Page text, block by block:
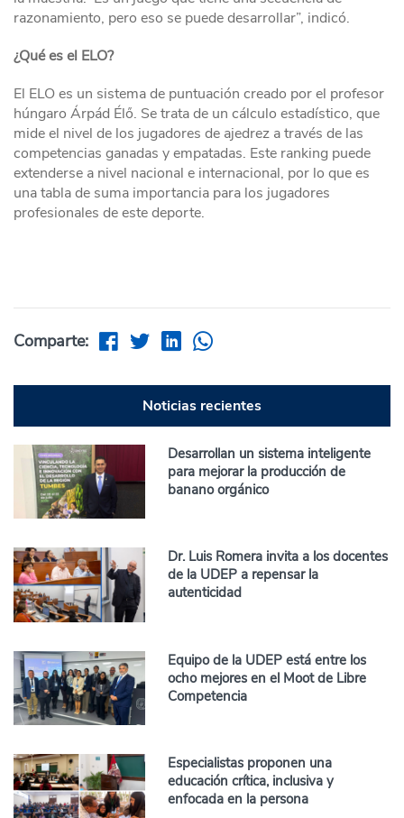
razonamiento, pero eso se puede desarrollar”, indicó.
¿Qué es el ELO?
El ELO es un sistema de puntuación creado por el profesor
húngaro Árpád Élő. Se trata de un cálculo estadístico, que
mide el nivel de los jugadores de ajedrez a través de las
competencias ganadas y empatadas. Este ranking puede
extenderse a nivel nacional e internacional, por lo que es
una tabla de suma importancia para los jugadores
profesionales de este deporte.
Comparte:
Noticias recientes
Desarrollan un sistema inteligente
para mejorar la producción de
banano orgánico
Dr. Luis Romera invita a los docentes
de la UDEP a repensar la
autenticidad
Equipo de la UDEP está entre los
ocho mejores en el Moot de Libre
Competencia
Especialistas proponen una
educación crítica, inclusiva y
enfocada en la persona